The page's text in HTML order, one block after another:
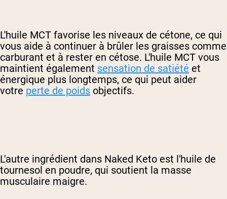
L'huile MCT favorise les niveaux de cétone, ce qui
vous aide à continuer à brûler les graisses comme
carburant et à rester en cétose. L'huile MCT vous
maintient également sensation de satiété et
énergique plus longtemps, ce qui peut aider
votre perte de poids objectifs.
L'autre ingrédient dans Naked Keto est l'huile de
tournesol en poudre, qui soutient la masse
musculaire maigre.